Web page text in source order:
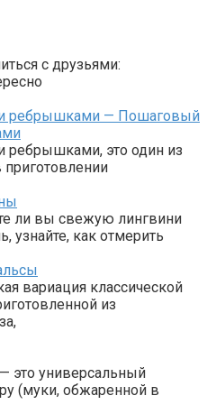
с друзьями:
ребрышками — Пошаговый
ребрышками, это один из
ли вы свежую лингвини
узнайте, как отмерить
вариация классической
из
это универсальный
(муки, обжаренной в